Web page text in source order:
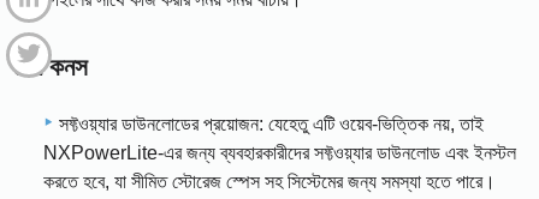
6.2 কনস
সফ্টওয়্যার ডাউনলোডের প্রয়োজন: যেহেতু এটি ওয়েব-ভিত্তিক নয়, তাই
NXPowerLite-এর জন্য ব্যবহারকারীদের সফ্টওয়্যার ডাউনলোড এবং ইনস্টল
করতে হবে, যা সীমিত স্টোরেজ স্পেস সহ সিস্টেমের জন্য সমস্যা হতে পারে।